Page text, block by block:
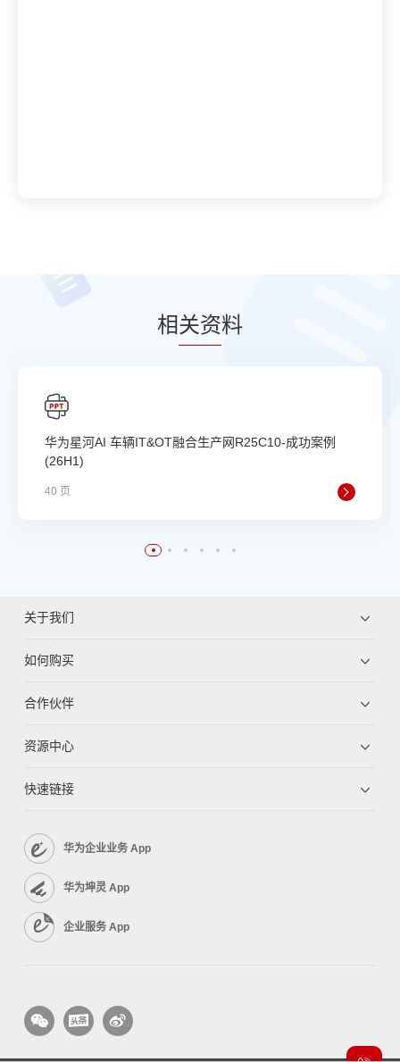
相关资料
华为星河AI 车辆IT&OT融合生产网R25C10-成功案例
(26H1)
40 页
关于我们
如何购买
合作伙伴
资源中心
快速链接
华为企业业务 App
华为坤灵 App
企业服务 App